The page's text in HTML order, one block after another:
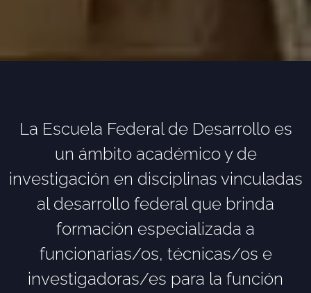
La Escuela Federal de Desarrollo es
un ámbito académico y de
investigación en disciplinas vinculadas
al desarrollo federal que brinda
formación especializada a
funcionarias/os, técnicas/os e
investigadoras/es para la función